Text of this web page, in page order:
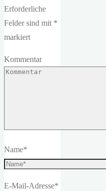
Erforderliche
Felder sind mit *
markiert
Kommentar
Name*
E-Mail-Adresse*